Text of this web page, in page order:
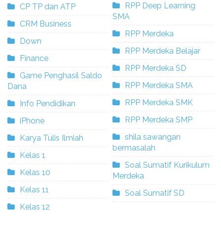
CP TP dan ATP
CRM Business
Down
Finance
Game Penghasil Saldo
Dana
Info Pendidikan
iPhone
Karya Tulis Ilmiah
Kelas 1
Kelas 10
Kelas 11
Kelas 12
RPP Deep Learning
SMA
RPP Merdeka
RPP Merdeka Belajar
RPP Merdeka SD
RPP Merdeka SMA
RPP Merdeka SMK
RPP Merdeka SMP
shila sawangan
bermasalah
Soal Sumatif Kurikulum
Merdeka
Soal Sumatif SD